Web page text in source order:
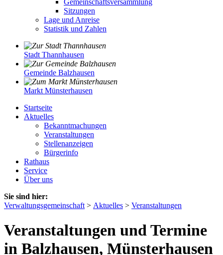
Gemeinschaftsversammlung
Sitzungen
Lage und Anreise
Statistik und Zahlen
Stadt Thannhausen
Gemeinde Balzhausen
Markt Münsterhausen
Startseite
Aktuelles
Bekanntmachungen
Veranstaltungen
Stellenanzeigen
Bürgerinfo
Rathaus
Service
Über uns
Sie sind hier:
Verwaltungsgemeinschaft > Aktuelles > Veranstaltungen
Veranstaltungen und Termine
in Balzhausen, Münsterhausen